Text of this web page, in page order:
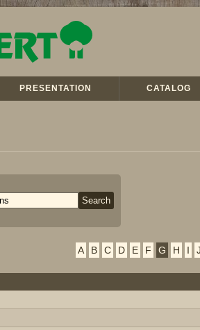
PRESENTATION CATALOG
A B C D E F G H I